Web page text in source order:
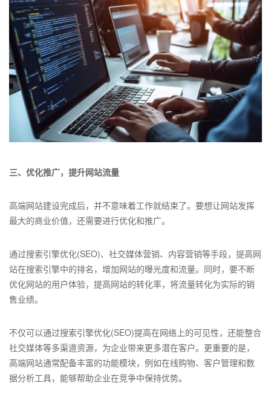
三、优化推广，提升网站流量
高端网站建设完成后，并不意味着工作就结束了。要想让网站发挥
最大的商业价值，还需要进行优化和推广。
通过搜索引擎优化(SEO)、社交媒体营销、内容营销等手段，提高网
站在搜索引擎中的排名，增加网站的曝光度和流量。同时，要不断
优化网站的用户体验，提高网站的转化率，将流量转化为实际的销
售业绩。
不仅可以通过搜索引擎优化(SEO)提高在网络上的可见性，还能整合
社交媒体等多渠道资源，为企业带来更多潜在客户。更重要的是，
高端网站通常配备丰富的功能模块，例如在线购物、客户管理和数
据分析工具，能够帮助企业在竞争中保持优势。